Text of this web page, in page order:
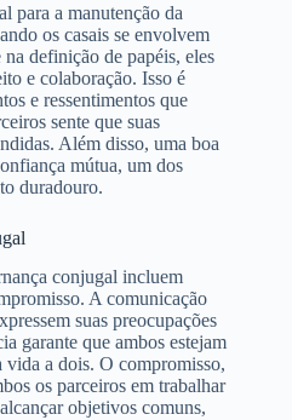
para a manutenção da
os casais se envolvem
definição de papéis, eles
e colaboração. Isso é
e ressentimentos que
sente que suas
Além disso, uma boa
mútua, um dos
duradouro.
conjugal incluem
A comunicação
suas preocupações
garante que ambos estejam
vida a dois. O compromisso,
os parceiros em trabalhar
objetivos comuns,